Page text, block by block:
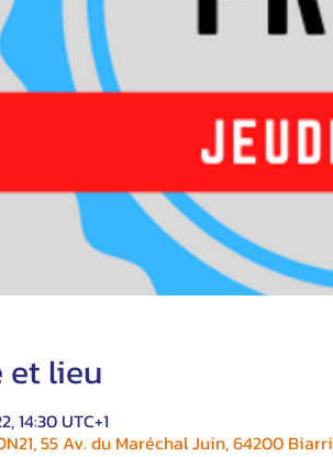
et lieu
14:30 UTC+1
55 Av. du Maréchal Juin, 64200